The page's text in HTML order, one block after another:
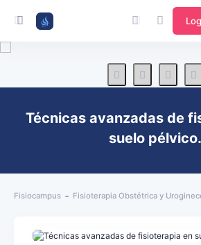
Técnicas avanzadas de
suelo pélvico.
Fisiocampus Fisioterapia Obstétrica y